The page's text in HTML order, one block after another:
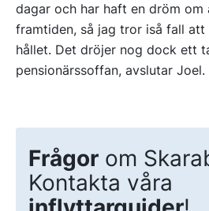
dagar och har haft en dröm om
framtiden, så jag tror iså fall
hållet. Det dröjer nog dock ett
pensionärssoffan, avslutar Joel.
Frågor om
Kontakta våra